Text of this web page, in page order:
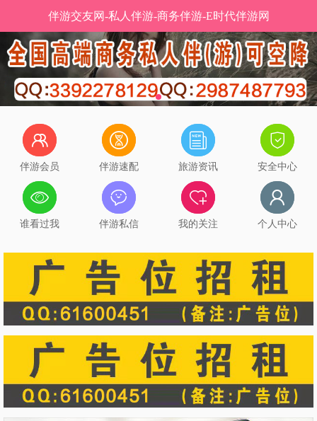
伴游交友网-私人伴游-商务伴游-E时代伴游网
伴游会员 伴游速配 旅游资讯 安全中心
谁看过我 伴游私信 我的关注 个人中心